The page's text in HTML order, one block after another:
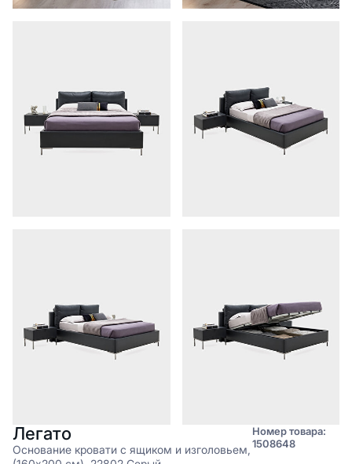
Легато
Основание кровати с ящиком и изголовьем,
Номер товара:
1508648